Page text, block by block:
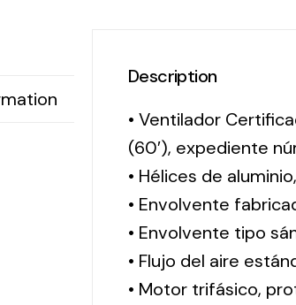
Description
• Ventilador
(60′), expediente
• Hélices de
• Envolvente
• Envolvente tipo
• Flujo del aire
• Motor trifásico,